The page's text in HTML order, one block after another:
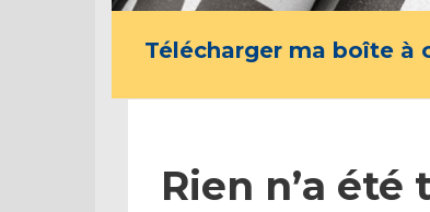
Télécharger ma boîte à
Rien n’a été